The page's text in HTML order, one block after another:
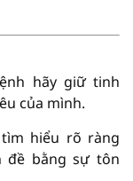
hãy giữ tinh
của mình.
hiểu rõ ràng
đề bằng sự tôn